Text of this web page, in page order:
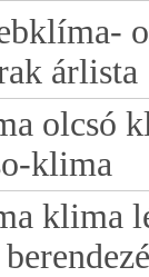
árlista
olcsó
klima
klima